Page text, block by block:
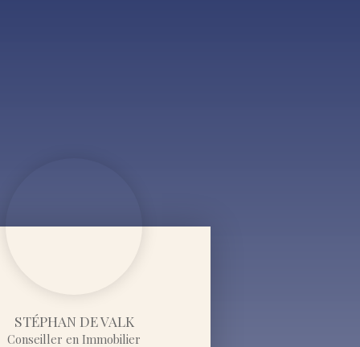
STÉPHAN DE VALK
Conseiller en Immobilier